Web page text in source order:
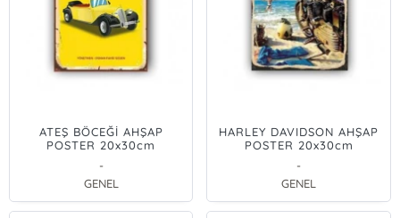
ATEŞ BÖCEĞİ AHŞAP
POSTER 20x30cm
-
GENEL
HARLEY DAVIDSON AHŞAP
POSTER 20x30cm
-
GENEL